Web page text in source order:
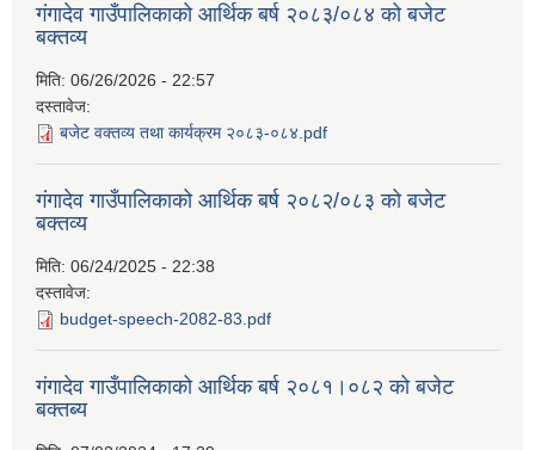
गंगादेव गाउँपालिकाको आर्थिक बर्ष २०८३/०८४ को बजेट
बक्तव्य
मिति: 06/26/2026 - 22:57
दस्तावेज:
बजेट वक्तव्य तथा कार्यक्रम २०८३-०८४.pdf
गंगादेव गाउँपालिकाको आर्थिक बर्ष २०८२/०८३ को बजेट
बक्तव्य
मिति: 06/24/2025 - 22:38
दस्तावेज:
budget-speech-2082-83.pdf
गंगादेव गाउँपालिकाको आर्थिक बर्ष २०८१।०८२ को बजेट
बक्तब्य